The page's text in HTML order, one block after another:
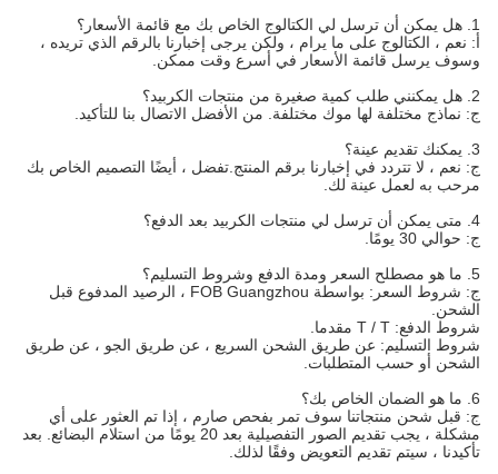
نعم ، الكتالوج على ما يرام ، ولكن يرجى إخبارنا بالرقم الذي تريده ،
وسوف يرسل قائمة الأسعار في أسرع وقت ممكن.
ج: نماذج مختلفة لها موك مختلفة. من الأفضل الاتصال بنا للتأكيد.
ج: نعم ، لا تتردد في إخبارنا برقم المنتج.تفضل ، أيضًا التصميم الخاص بك
مرحب به لعمل عينة لك.
4. متى يمكن أن ترسل لي منتجات الكربيد بعد الدفع؟
ج: حوالي 30 يومًا.
5. ما هو مصطلح السعر ومدة الدفع وشروط التسليم؟
ج: شروط السعر: بواسطة FOB Guangzhou ، الرصيد المدفوع قبل
الشحن.
شروط الدفع: T / T مقدما.
شروط التسليم: عن طريق الشحن السريع ، عن طريق الجو ، عن طريق
الشحن أو حسب المتطلبات.
ج: قبل شحن منتجاتنا سوف تمر بفحص صارم ، إذا تم العثور على أي
مشكلة ، يجب تقديم الصور التفصيلية بعد 20 يومًا من استلام البضائع. بعد
تأكيدنا ، سيتم تقديم التعويض وفقًا لذلك.